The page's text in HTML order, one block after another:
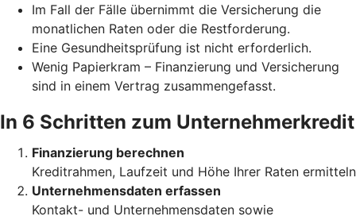
Im Fall der Fälle übernimmt die Versicherung die
monatlichen Raten oder die Restforderung.
Eine Gesundheitsprüfung ist nicht erforderlich.
Wenig Papierkram – Finanzierung und Versicherung
sind in einem Vertrag zusammengefasst.
In 6 Schritten zum Unternehmerkredit
Finanzierung berechnen
Kreditrahmen, Laufzeit und Höhe Ihrer Raten ermitteln
Unternehmensdaten erfassen
Kontakt- und Unternehmensdaten sowie